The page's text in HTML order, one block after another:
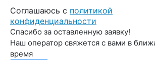
Cоглашаюсь с политикой
конфиденциальности
Спасибо за оставленную заявку!
Наш оператор свяжется с вами в
время